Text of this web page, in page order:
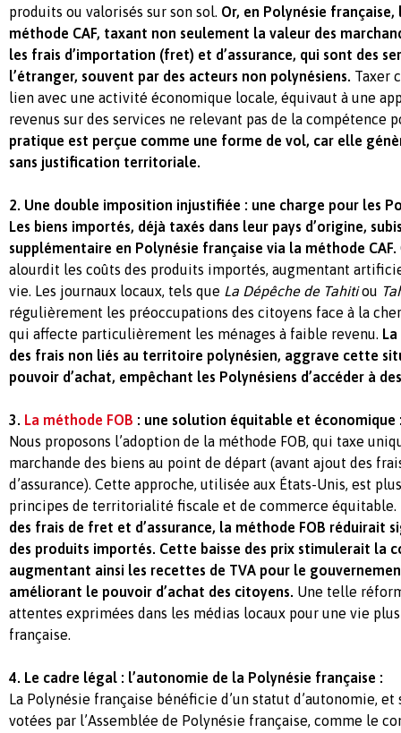
produits ou valorisés sur son sol. Or, en Polynésie
méthode CAF, taxant non seulement la valeur des
les frais d’importation (fret) et d’assurance, qui sont des
l’étranger, souvent par des acteurs non polynésiens. Taxer
lien avec une activité économique locale, équivaut à une
revenus sur des services ne relevant pas de la compétence
pratique est perçue comme une forme de vol, car elle
sans justification territoriale.
2. Une double imposition injustifiée : une charge pour les
Les biens importés, déjà taxés dans leur pays d’origine,
supplémentaire en Polynésie française via la méthode CAF.
alourdit les coûts des produits importés, augmentant
vie. Les journaux locaux, tels que La Dépêche de Tahitiou
régulièrement les préoccupations des citoyens face à la
qui affecte particulièrement les ménages à faible revenu.
des frais non liés au territoire polynésien, aggrave cette
pouvoir d’achat, empêchant les Polynésiens d’accéder à
3. La méthode FOB : une solution équitable et économique
Nous proposons l’adoption de la méthode FOB, qui taxe
marchande des biens au point de départ (avant ajout des
d’assurance). Cette approche, utilisée aux États-Unis, est
principes de territorialité fiscale et de commerce équitable.
des frais de fret et d’assurance, la méthode FOB réduirait
des produits importés. Cette baisse des prix stimulerait la
augmentant ainsi les recettes de TVA pour le
améliorant le pouvoir d’achat des citoyens. Une telle
attentes exprimées dans les médias locaux pour une vie
française.
4. Le cadre légal : l’autonomie de la Polynésie française :
La Polynésie française bénéficie d’un statut d’autonomie,
votées par l’Assemblée de Polynésie française, comme le